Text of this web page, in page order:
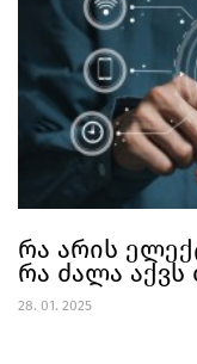
რა არის
რა ძალა აქვს
28. 01. 2025